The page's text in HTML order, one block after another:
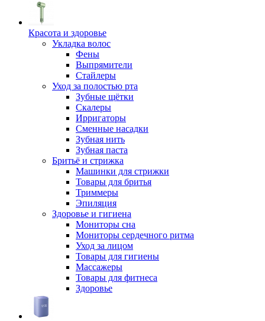
Красота и здоровье
Укладка волос
Фены
Выпрямители
Стайлеры
Уход за полостью рта
Зубные щётки
Скалеры
Ирригаторы
Сменные насадки
Зубная нить
Зубная паста
Бритьё и стрижка
Машинки для стрижки
Товары для бритья
Триммеры
Эпиляция
Здоровье и гигиена
Мониторы сна
Мониторы сердечного ритма
Уход за лицом
Товары для гигиены
Массажеры
Товары для фитнеса
Здоровье